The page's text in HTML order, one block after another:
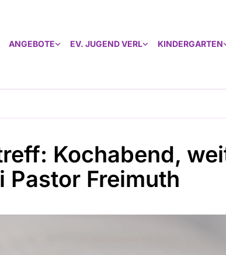
ANGEBOTE EV. JUGEND VERL KINDERGARTEN
Kochabend,
Pastor Freimuth